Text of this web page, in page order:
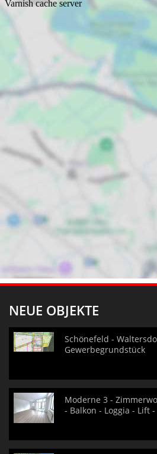
NEUE OBJEKTE
Schönefeld -
Gewerbegrundstück
Moderne 3 -
- Balkon - Loggia - Lift